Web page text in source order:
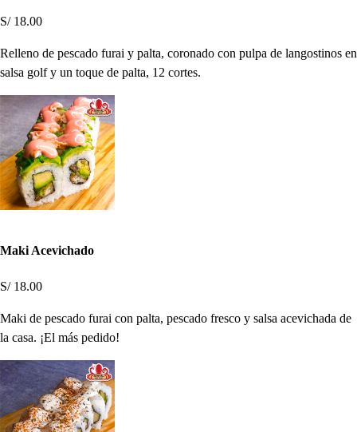
S/ 18.00
Relleno de pescado furai y palta, coronado con pulpa de langostinos en
salsa golf y un toque de palta, 12 cortes.
Maki Acevichado
S/ 18.00
Maki de pescado furai con palta, pescado fresco y salsa acevichada de
la casa. ¡El más pedido!